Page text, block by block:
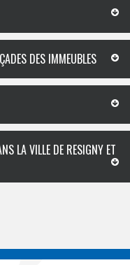
DES IMMEUBLES
LA VILLE DE RESIGNY ET